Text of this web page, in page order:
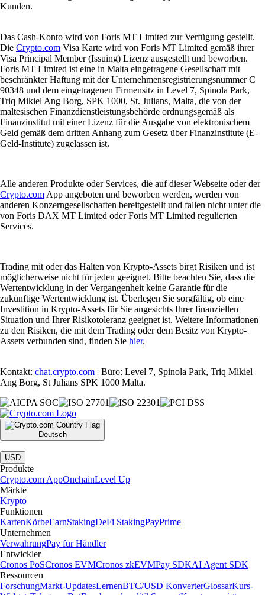
Kunden.
Das Cash-Konto wird von Foris MT Limited zur Verfügung gestellt.
Die Crypto.com Visa Karte wird von Foris MT Limited gemäß ihrer
Visa Principal Member (Issuing) Lizenz ausgestellt und beworben.
Foris MT Limited ist eine in Malta eingetragene Gesellschaft mit
beschränkter Haftung mit der Unternehmensregistrierungsnummer C
90348 und dem eingetragenen Firmensitz in Level 7, Spinola Park,
Triq Mikiel Ang Borg, SPK 1000, St. Julians, Malta, die von der
maltesischen Finanzdienstleistungsbehörde ordnungsgemäß als
Finanzinstitut mit einer Lizenz für die Ausgabe von elektronischem
Geld gemäß dem dritten Anhang zum Gesetz über Finanzinstitute (E-
Geld-Institute) zugelassen ist.
Alle anderen Produkte oder Services, die auf dieser Webseite oder der
Crypto.com App angeboten und beworben werden, werden von
anderen Konzerngesellschaften bereitgestellt und fallen nicht unter die
von Foris DAX MT Limited oder Foris MT Limited regulierten
Services.
Trading mit oder das Halten von Krypto-Assets birgt Risiken und ist
möglicherweise nicht für jeden geeignet. Bitte beachten Sie, dass die
Wertentwicklung in der Vergangenheit keine Garantie für die
zukünftige Wertentwicklung ist. Überlegen Sie sorgfältig, ob eine
Investition in Krypto-Assets für Sie angesichts Ihrer finanziellen
Situation und Ihrer Risikotoleranz geeignet ist. Weitere Informationen
zu den Risiken, die mit dem Trading oder dem Besitz von Krypto-
Assets verbunden sind, finden Sie hier.
Kontakt: chat.crypto.com | Büro: Level 7, Spinola Park, Triq Mikiel
Ang Borg, St Julians SPK 1000 Malta.
Deutsch
|
USD
Produkte
Crypto.com AppOnchainLevel Up
Märkte
Krypto
Funktionen
KartenKörbeEarnStakingDeFi StakingPayPrime
Unternehmen
VerwahrungPay für Händler
Entwickler
Cronos PoSCronos EVMCronos zkEVMPay SDKAI Agent SDK
Ressourcen
ForschungMarkt-UpdatesLernenBTC/USD KonverterGlossarKurs-